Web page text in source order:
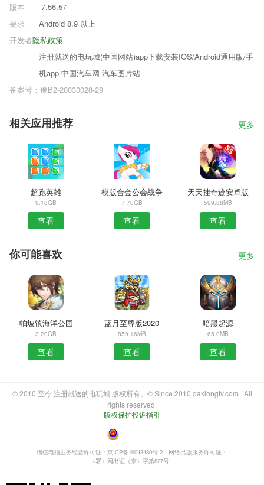
版本
7.56.57
要求
Android 8.9 以上
隐私政策
开发者
注册就送的电玩城(中国网站)app下载安装IOS/Android通用版/手
机app-中国汽车网 汽车图片站
备案号：豫B2-20030028-29
相关应用推荐 更多
超跑英雄
9.18GB
查看
模版合金公会战争
7.70GB
查看
天天挂奇迹安卓版
599.88MB
查看
你可能喜欢 更多
帕坡镇海洋公园
3.20GB
查看
蓝月至尊版2020
850.16MB
查看
暗黑起源
65.0MB
查看
© 2010 至今 注册就送的电玩城 版权所有。© Since 2010 daxiongtv.com . All
rights reserved.
版权保护投诉指引
・
增值电信业务经营许可证：京ICP备19043480号-2
网络出版服务许可证：
（署）网出证（京）字第827号